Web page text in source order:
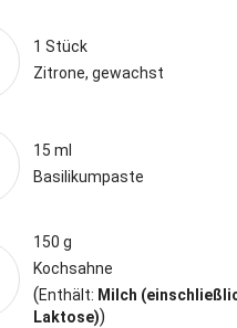
1 Stück
Zitrone, gewachst
15 ml
Basilikumpaste
150 g
Kochsahne
(Enthält: Milch
Laktose))